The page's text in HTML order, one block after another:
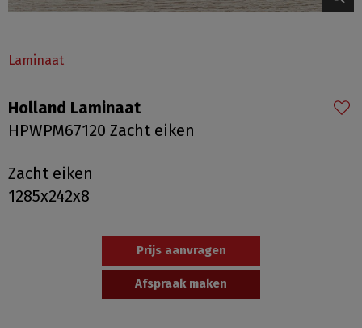
Laminaat
Holland Laminaat
HPWPM67120 Zacht eiken
Zacht eiken
1285x242x8
Prijs aanvragen
Afspraak maken